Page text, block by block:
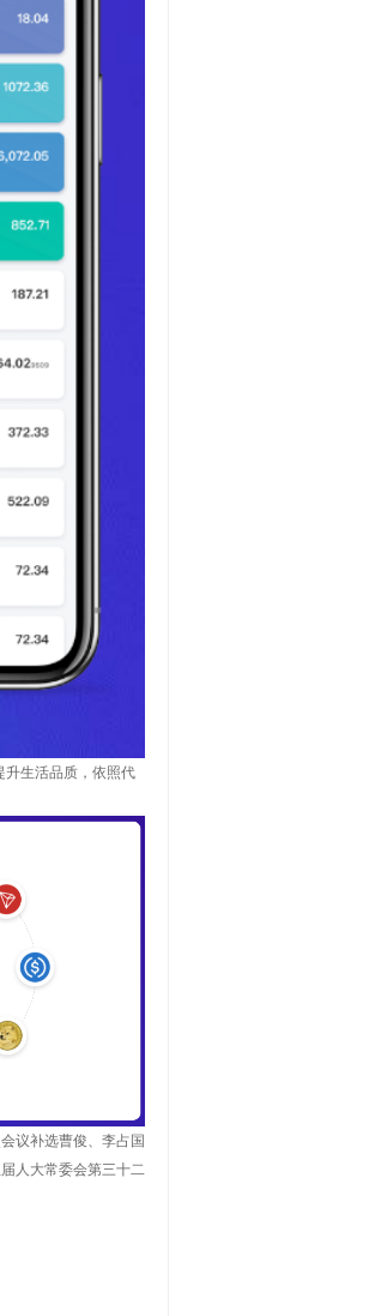
升生活品质，依照代
议补选曹俊、李占国
人大常委会第三十二